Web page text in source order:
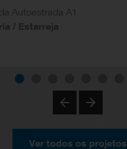
Autoestrada A1
/ Estarreja
Ver todos os projetos